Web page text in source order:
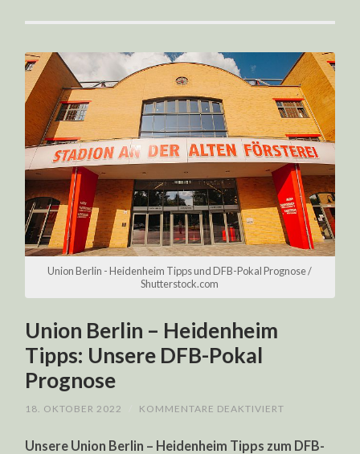
Union Berlin - Heidenheim Tipps und DFB-Pokal Prognose /
Shutterstock.com
Union Berlin – Heidenheim
Tipps: Unsere DFB-Pokal
Prognose
18. OKTOBER 2022 KOMMENTARE DEAKTIVIERT
–
Unsere Union Berlin – Heidenheim Tipps zum DFB-